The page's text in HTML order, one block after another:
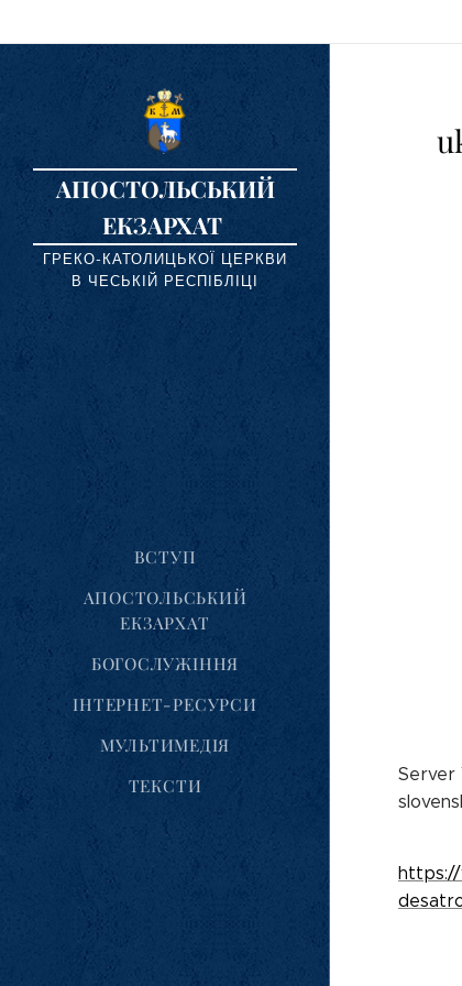
АПОСТОЛЬСЬКИЙ
ЕКЗАРХАТ
ГРЕКО-КАТОЛИЦЬКОЇ ЦЕРКВИ
В ЧЕСЬКІЙ РЕСПІБЛІЦІ
ВСТУП
АПОСТОЛЬСЬКИЙ
ЕКЗАРХАТ
БОГОСЛУЖІННЯ
ІНТЕРНЕТ-РЕСУРСИ
МУЛЬТИМЕДІЯ
ТЕКСТИ
Server